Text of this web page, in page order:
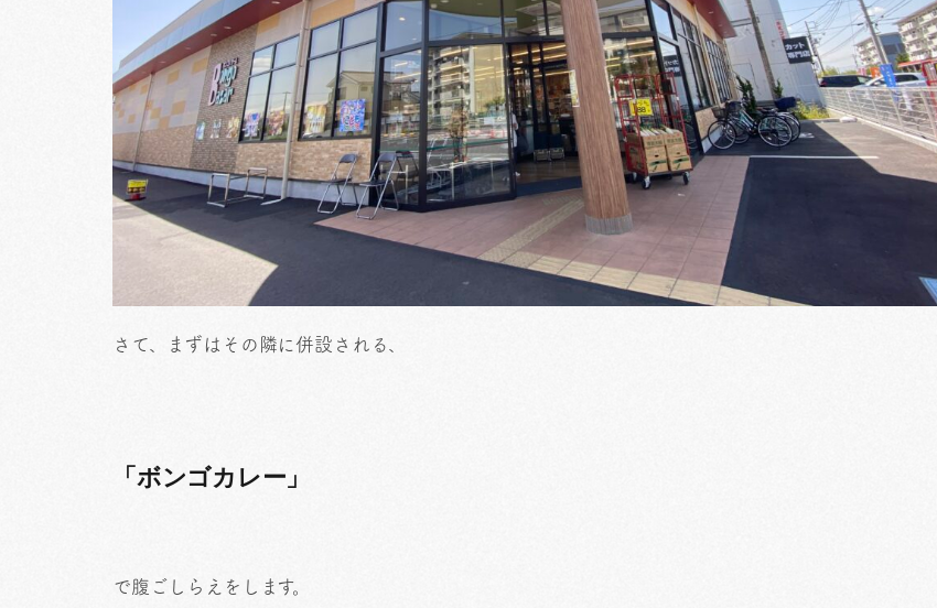
さて、まずはその隣に併設される、
「ボンゴカレー」
で腹ごしらえをします。